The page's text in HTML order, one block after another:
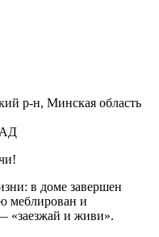
р-н, Минская область
в доме завершен
меблирован и
«заезжай и живи».